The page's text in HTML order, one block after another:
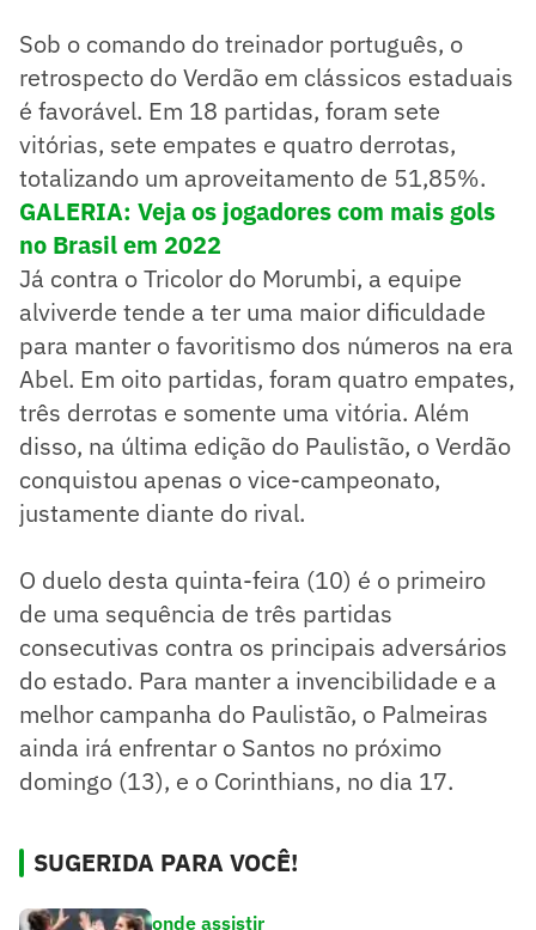
Sob o comando do treinador português, o
retrospecto do Verdão em clássicos estaduais
é favorável. Em 18 partidas, foram sete
vitórias, sete empates e quatro derrotas,
totalizando um aproveitamento de 51,85%.
GALERIA: Veja os jogadores com mais gols
no Brasil em 2022
Já contra o Tricolor do Morumbi, a equipe
alviverde tende a ter uma maior dificuldade
para manter o favoritismo dos números na era
Abel. Em oito partidas, foram quatro empates,
três derrotas e somente uma vitória. Além
disso, na última edição do Paulistão, o Verdão
conquistou apenas o vice-campeonato,
justamente diante do rival.
O duelo desta quinta-feira (10) é o primeiro
de uma sequência de três partidas
consecutivas contra os principais adversários
do estado. Para manter a invencibilidade e a
melhor campanha do Paulistão, o Palmeiras
ainda irá enfrentar o Santos no próximo
domingo (13), e o Corinthians, no dia 17.
SUGERIDA PARA VOCÊ!
onde assistir